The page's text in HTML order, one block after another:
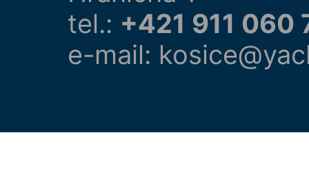
tel.: +421 911 060
e-mail: